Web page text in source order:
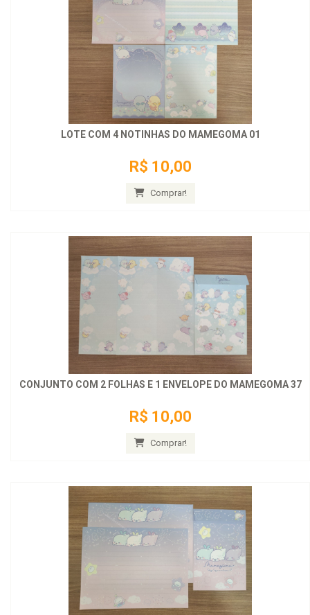
LOTE COM 4 NOTINHAS DO MAMEGOMA 01
R$ 10,00
Comprar!
CONJUNTO COM 2 FOLHAS E 1 ENVELOPE DO MAMEGOMA 37
R$ 10,00
Comprar!